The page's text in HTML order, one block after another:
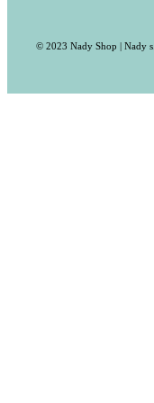
© 2023 Nady Shop | Nady